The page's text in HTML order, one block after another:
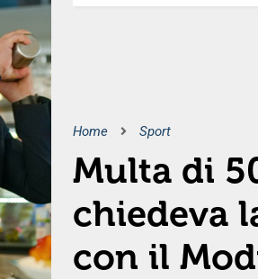
Home Sport
Multa di
chiedeva
con il